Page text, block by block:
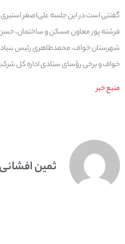
گفتنی است در این جلسه علی‌اصغر
فرشته پور معاون مسکن و ساختمان، حسن
شهرستان خواف، محمدطاهری رئیس
خواف و برخی رؤسای ستادی اداره کل
منبع خبر
ثمین افشانی